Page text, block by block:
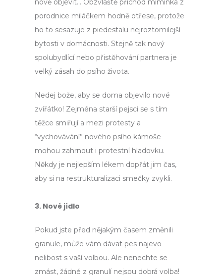
nově objevit… Obzvláště příchod miminka z
porodnice miláčkem hodně otřese, protože
ho to sesazuje z piedestalu nejroztomilejší
bytosti v domácnosti. Stejně tak nový
spolubydlící nebo přistěhování partnera je
velký zásah do psího života.
Nedej bože, aby se doma objevilo nové
zvířátko! Zejména starší pejsci se s tím
těžce smiřují a mezi protesty a
“vychovávání” nového psího kámoše
mohou zahrnout i protestní hladovku.
Někdy je nejlepším lékem dopřát jim čas,
aby si na restrukturalizaci smečky zvykli.
3. Nové jídlo
Pokud jste před nějakým časem změnili
granule, může vám dávat pes najevo
nelibost s vaší volbou. Ale nenechte se
zmást, žádné z granulí nejsou dobrá volba!